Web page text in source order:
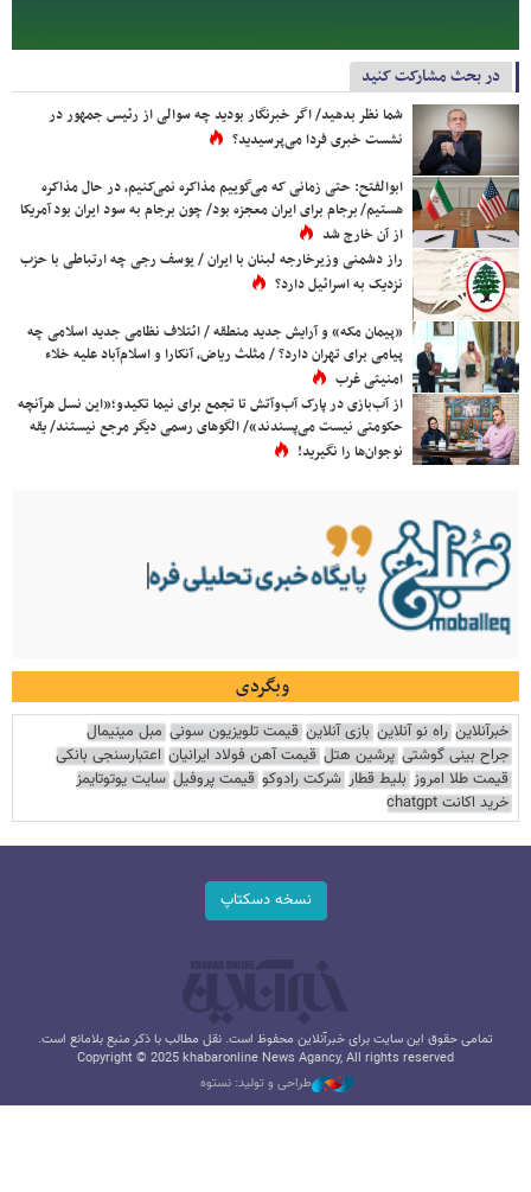
در بحث مشارکت کنید
شما نظر بدهید/ اگر خبرنگار بودید چه سوالی از رئیس جمهور در
نشست خبری فردا می‌پرسیدید؟
ابوالفتح: حتی زمانی که می‌گوییم مذاکره نمی‌کنیم، در حال مذاکره
هستیم/ برجام برای ایران معجزه بود/ چون برجام به سود ایران بود آمریکا
از آن خارج شد
راز دشمنی وزیرخارجه لبنان با ایران / یوسف رجی چه ارتباطی با حزب
نزدیک به اسرائیل دارد؟
«پیمان مکه» و آرایش جدید منطقه / ائتلاف نظامی جدید اسلامی چه
پیامی برای تهران دارد؟ / مثلث ریاض، آنکارا و اسلام‌آباد علیه خلاء
امنیتی غرب
از آب‌بازی در پارک آب‌وآتش تا تجمع برای نیما تکیدو؛«این نسل هرآنچه
حکومتی نیست می‌پسندند»/ الگوهای رسمی دیگر مرجع نیستند/ یقه
نوجوان‌ها را نگیرید!
وبگردی
خبرآنلاین راه نو آنلاین بازی آنلاین قیمت تلویزیون سونی مبل مینیمال
جراح بینی گوشتی پرشین هتل قیمت آهن فولاد ایرانیان اعتبارسنجی بانکی
قیمت طلا امروز بلیط قطار شرکت رادوکو قیمت پروفیل سایت یوتوتایمز
خرید اکانت chatgpt
نسخه دسکتاپ
تمامی حقوق این سایت برای خبرآنلاین محفوظ است. نقل مطالب با ذکر منبع بلامانع است.
Copyright © 2025 khabaronline News Agancy, All rights reserved
طراحی و تولید: نستوه